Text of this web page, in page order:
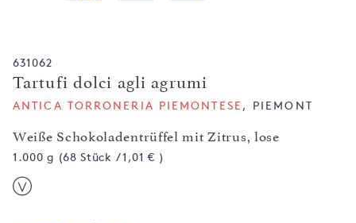
631062
Tartufi dolci agli agrumi
Weiße Schokoladentrüffel mit Zitrus, lose
ANTICA TORRONERIA PIEMONTESE , PIEMONT
1.000 g (68 Stück / 1,01 € )